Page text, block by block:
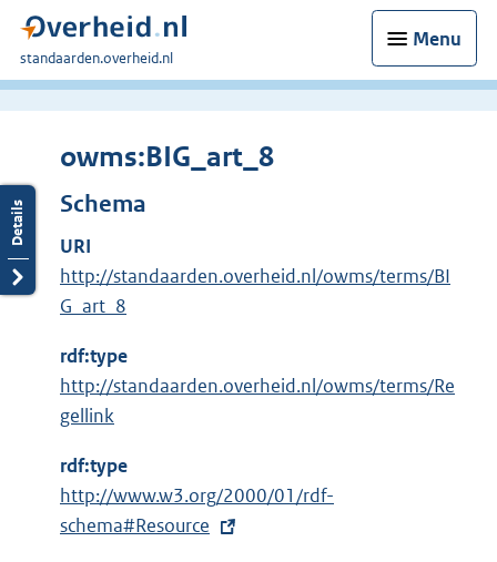
Menu
U
bent
standaarden.overheid.nl
owms:BIG_art_8
Schema
URI
http://standaarden.overheid.nl/owms/terms/BI
G_art_8
rdf:type
http://standaarden.overheid.nl/owms/terms/Re
gellink
rdf:type
E
x
http://www.w3.org/2000/01/rdf-
schema#Resource